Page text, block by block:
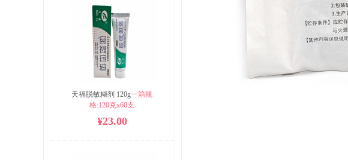
天福脱敏糊剂 120g一箱规
格:120克x60支
箱子重量(毛重):8公斤
箱子体积:360x284x210mm
¥23.00